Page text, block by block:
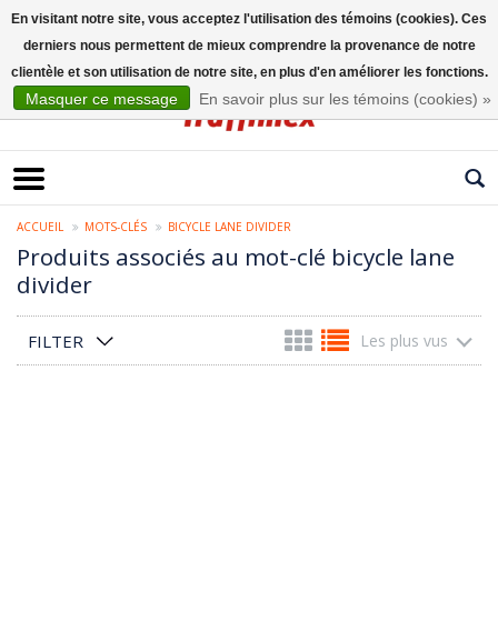
ACCUEIL MOTS-CLÉS BICYCLE LANE DIVIDER
Produits associés au mot-clé bicycle lane
divider
FILTER Les plus vus
En visitant notre site, vous acceptez l'utilisation des témoins (cookies). Ces
derniers nous permettent de mieux comprendre la provenance de notre
clientèle et son utilisation de notre site, en plus d'en améliorer les fonctions.
Masquer ce message En savoir plus sur les témoins (cookies) »